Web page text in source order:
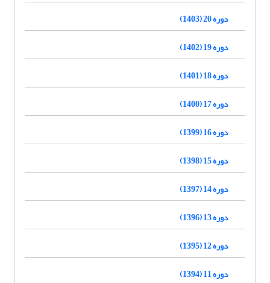
دوره 20 (1403)
دوره 19 (1402)
دوره 18 (1401)
دوره 17 (1400)
دوره 16 (1399)
دوره 15 (1398)
دوره 14 (1397)
دوره 13 (1396)
دوره 12 (1395)
دوره 11 (1394)